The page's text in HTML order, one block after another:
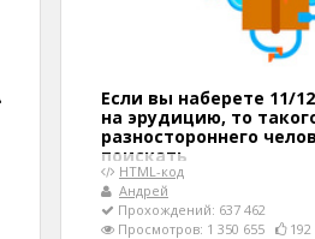
Если вы наберете 11/
на эрудицию, то
разностороннего
поискать
HTML-код
Андрей
Прохождений: 637 462
Просмотров: 1 350 655
192